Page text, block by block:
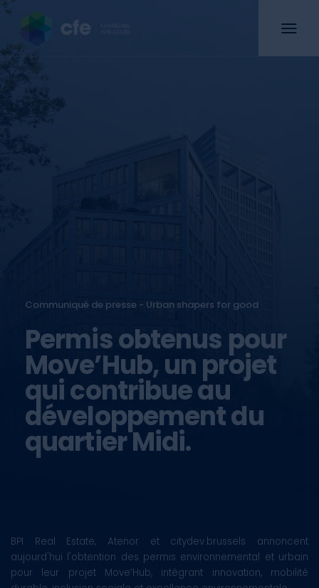
Communiqué de presse - Urban shapers for good
Permis obtenus pour
Move’Hub, un projet
qui contribue au
développement du
quartier Midi.
BPI Real Estate, Atenor et citydev.brussels annoncent
aujourd'hui l'obtention des permis environnemental et urbain
pour leur projet Move’Hub, intégrant innovation, mobilité